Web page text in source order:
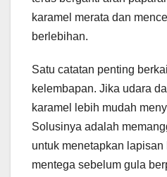
karamel merata dan
berlebihan.
Satu catatan penting
kelembapan. Jika udara
karamel lebih mudah
Solusinya adalah
untuk menetapkan
mentega sebelum gula